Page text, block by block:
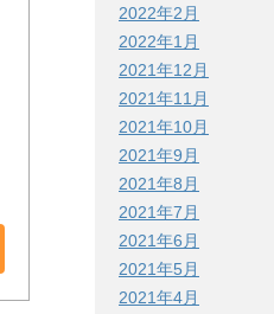
2022年2月
2022年1月
2021年12月
2021年11月
2021年10月
2021年9月
2021年8月
2021年7月
2021年6月
2021年5月
2021年4月